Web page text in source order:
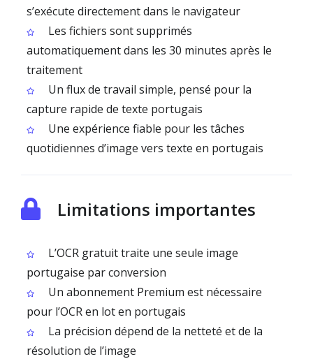
s’exécute directement dans le navigateur
Les fichiers sont supprimés
automatiquement dans les 30 minutes après le
traitement
Un flux de travail simple, pensé pour la
capture rapide de texte portugais
Une expérience fiable pour les tâches
quotidiennes d’image vers texte en portugais
Limitations importantes
L’OCR gratuit traite une seule image
portugaise par conversion
Un abonnement Premium est nécessaire
pour l’OCR en lot en portugais
La précision dépend de la netteté et de la
résolution de l’image